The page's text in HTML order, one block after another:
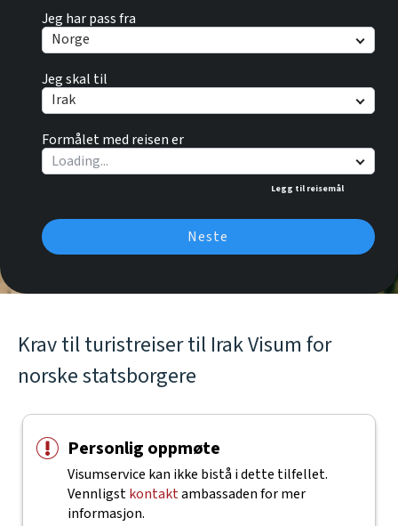
Jeg har pass fra
Norge
Jeg skal til
Irak
Formålet med reisen er
Legg til reisemål
Neste
Krav til turistreiser til Irak Visum for
norske statsborgere
Personlig oppmøte
Visumservice kan ikke bistå i dette tilfellet.
Vennligstkontaktambassaden for mer
informasjon.